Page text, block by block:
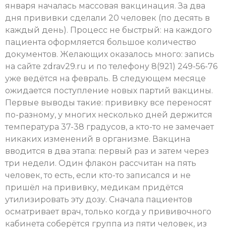
января началась массовая вакцинация. За два
дня прививки сделали 20 человек (по десять в
каждый день). Процесс не быстрый: на каждого
пациента оформляется большое количество
документов. Желающих оказалось много: запись
на сайте zdrav29.ru и по телефону 8(921) 249-56-76
уже ведётся на февраль. В следующем месяце
ожидается поступление новых партий вакцины.
Первые выводы такие: прививку все переносят
по-разному, у многих несколько дней держится
температура 37-38 градусов, а кто-то не замечает
никаких изменений в организме. Вакцина
вводится в два этапа: первый раз и затем через
три недели. Один флакон рассчитан на пять
человек, то есть, если кто-то записался и не
пришёл на прививку, медикам придётся
утилизировать эту дозу. Сначала пациентов
осматривает врач, только когда у прививочного
кабинета соберётся группа из пяти человек, из